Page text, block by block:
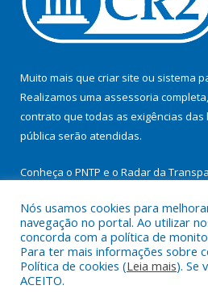
Muito mais que criar site ou sistema
Realizamos uma assessoria
contrato que todas as exigências das
pública serão atendidas.
Conheça o PNTP e o Radar da
Todos os direitos reservados a
Cachoeira do
Nós usamos cookies para
navegação no portal. Ao utilizar
concorda com a política de
Para ter mais informações sobre
Política de cookies (Leia mais). Se
ACEITO.